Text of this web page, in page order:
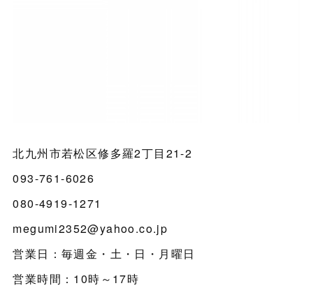
北九州市若松区修多羅2丁目21-2
093-761-6026
080-4919-1271
megumi2352@yahoo.co.jp
営業日：毎週金・土・日・月曜日
営業時間：10時～17時